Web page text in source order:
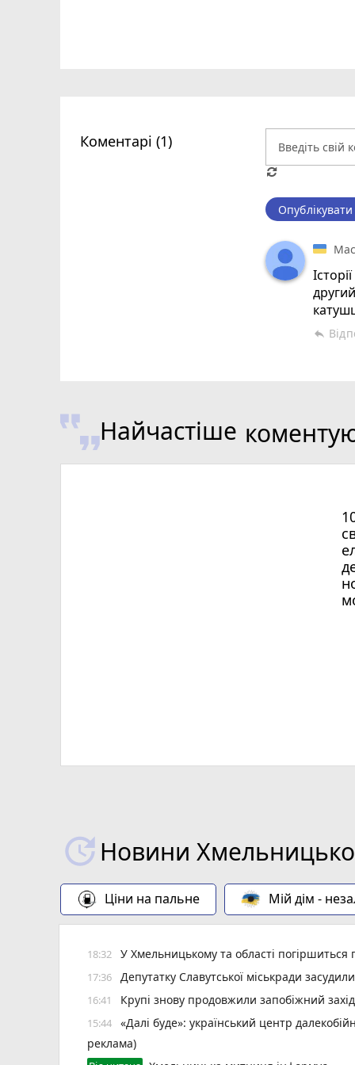
Коментарі (1)
reply
Найчастіше
Новини
Ціни на пальне Мій дім -
18:32 У Хмельницькому та області погіршиться
17:36 Депутатку Славутської міськради
16:41 Крупі знову продовжили запобіжний захід
15:44
«Далі буде»: український центр
реклама)